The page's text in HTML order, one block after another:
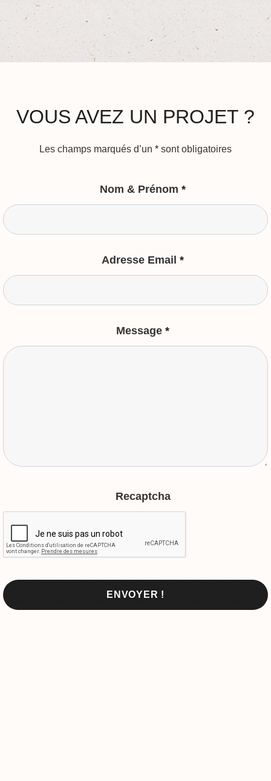
VOUS AVEZ UN PROJET ?
Les champs marqués d’un * sont obligatoires
Nom & Prénom *
Adresse Email *
Message *
Recaptcha